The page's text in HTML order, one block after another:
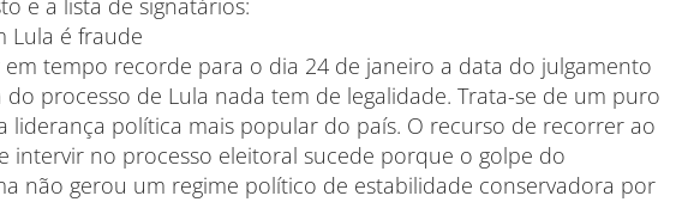
e a lista de signatários:
Lula é fraude
tempo recorde para o dia 24 de janeiro a data do julgamento
do processo de Lula nada tem de legalidade. Trata-se de um puro
liderança política mais popular do país. O recurso de recorrer ao
intervir no processo eleitoral sucede porque o golpe do
não gerou um regime político de estabilidade conservadora por